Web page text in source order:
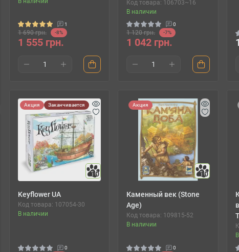
1
1 690 грн. -8%
1 555 грн.
Код товара: 106703~16
В наличии
0
1 120 грн. -7%
1 042 грн.
Акция Заканчивается
10
Keyflower UA
Код товара: 107054-30
В наличии
0
Акция
10
Каменный век (Stone
Age)
Код товара: 109815-52
В наличии
0